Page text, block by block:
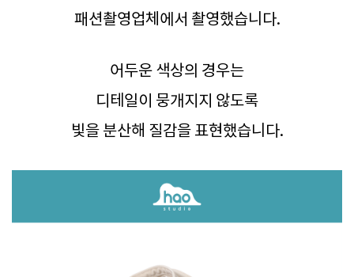
패션촬영업체에서 촬영했습니다.
어두운 색상의 경우는
디테일이 뭉개지지 않도록
빛을 분산해 질감을 표현했습니다.